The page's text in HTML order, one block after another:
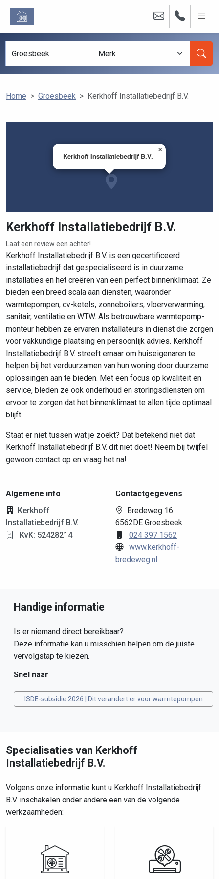
Home Groesbeek Kerkhoff Installatiebedrijf B.V.
Kerkhoff Installatiebedrijf B.V.
×
Leaflet|©OpenStreetMapcontributors
Kerkhoff Installatiebedrijf B.V.
Laat een review een achter!
Kerkhoff Installatiebedrijf B.V. is een gecertificeerd
installatiebedrijf dat gespecialiseerd is in duurzame
installaties en het creëren van een perfect binnenklimaat. Ze
bieden een breed scala aan diensten, waaronder
warmtepompen, cv-ketels, zonneboilers, vloerverwarming,
sanitair, ventilatie en WTW. Als betrouwbare warmtepomp-
monteur hebben ze ervaren installateurs in dienst die zorgen
voor vakkundige plaatsing en persoonlijk advies. Kerkhoff
Installatiebedrijf B.V. streeft ernaar om huiseigenaren te
helpen bij het verduurzamen van hun woning door duurzame
oplossingen aan te bieden. Met een focus op kwaliteit en
service, bieden ze ook onderhoud en storingsdiensten om
ervoor te zorgen dat het binnenklimaat te allen tijde optimaal
blijft.
Staat er niet tussen wat je zoekt? Dat betekend niet dat
Kerkhoff Installatiebedrijf B.V. dit niet doet! Neem bij twijfel
gewoon contact op en vraag het na!
Algemene info
Kerkhoff
Installatiebedrijf B.V.
KvK: 52428214
Contactgegevens
Bredeweg 16
6562DE Groesbeek
024 397 1562
www.kerkhoff-
bredeweg.nl
Handige informatie
Is er niemand direct bereikbaar?
Deze informatie kan u misschien helpen om de juiste
vervolgstap te kiezen.
Snel naar
ISDE-subsidie 2026 | Dit verandert er voor warmtepompen
Specialisaties van Kerkhoff
Installatiebedrijf B.V.
Volgens onze informatie kunt u Kerkhoff Installatiebedrijf
B.V. inschakelen onder andere een van de volgende
werkzaamheden: